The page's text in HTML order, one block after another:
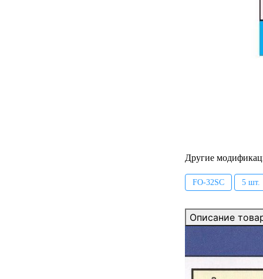
Другие
FO-32SC 5 шт.
Описание